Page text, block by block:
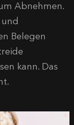
Abnehmen.
Belegen
kann. Das